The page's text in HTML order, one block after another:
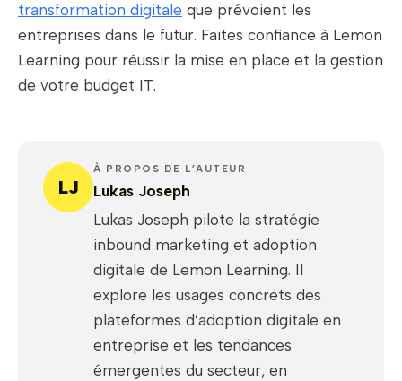
transformation digitale que prévoient les
entreprises dans le futur. Faites confiance à Lemon
Learning pour réussir la mise en place et la gestion
de votre budget IT.
LJ
À PROPOS DE L’AUTEUR
Lukas Joseph
Lukas Joseph pilote la stratégie
inbound marketing et adoption
digitale de Lemon Learning. Il
explore les usages concrets des
plateformes d’adoption digitale en
entreprise et les tendances
émergentes du secteur, en